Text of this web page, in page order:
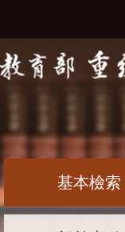
基本檢索